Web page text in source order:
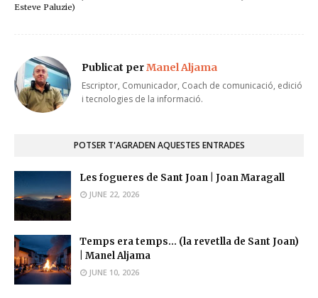
Esteve Paluzie)
Publicat perManel Aljama
Escriptor, Comunicador, Coach de comunicació, edició
i tecnologies de la informació.
POTSER T'AGRADEN AQUESTES ENTRADES
Les fogueres de Sant Joan | Joan Maragall
JUNE 22, 2026
Temps era temps... (la revetlla de Sant Joan)
| Manel Aljama
JUNE 10, 2026